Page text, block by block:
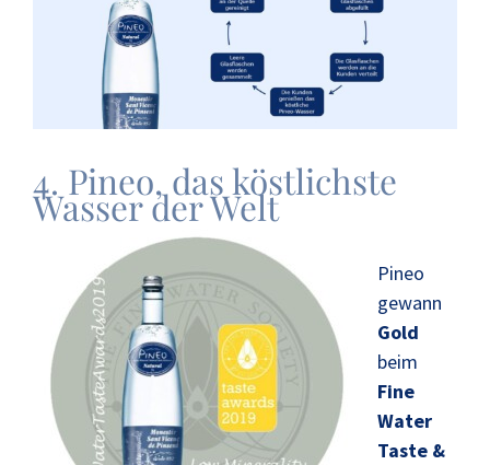
4. Pineo, das köstlichste
Wasser der Welt
Pineo
gewann
Gold
beim
Fine
Water
Taste &